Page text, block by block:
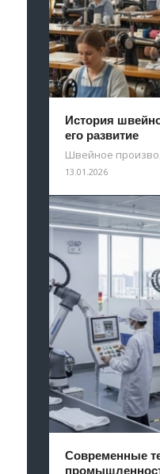
История
его развитие
Швейное
13.01.2026
Современные